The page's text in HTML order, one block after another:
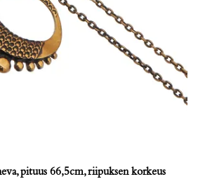
pituus 66,5cm, riipuksen korkeus